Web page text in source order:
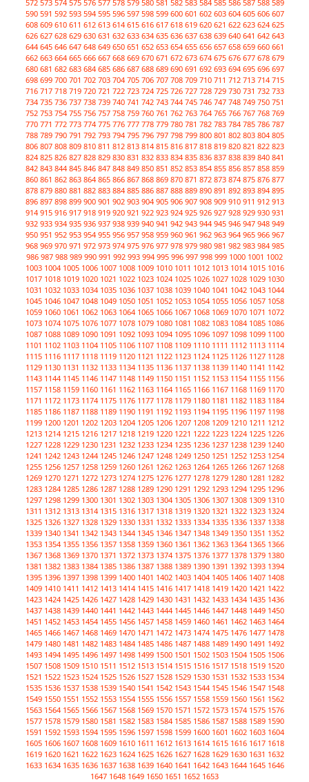
572 573 574 575 576 577 578 579 580 581 582 583 584 585 586 587 588 589
590 591 592 593 594 595 596 597 598 599 600 601 602 603 604 605 606 607
608 609 610 611 612 613 614 615 616 617 618 619 620 621 622 623 624 625
626 627 628 629 630 631 632 633 634 635 636 637 638 639 640 641 642 643
644 645 646 647 648 649 650 651 652 653 654 655 656 657 658 659 660 661
662 663 664 665 666 667 668 669 670 671 672 673 674 675 676 677 678 679
680 681 682 683 684 685 686 687 688 689 690 691 692 693 694 695 696 697
698 699 700 701 702 703 704 705 706 707 708 709 710 711 712 713 714 715
716 717 718 719 720 721 722 723 724 725 726 727 728 729 730 731 732 733
734 735 736 737 738 739 740 741 742 743 744 745 746 747 748 749 750 751
752 753 754 755 756 757 758 759 760 761 762 763 764 765 766 767 768 769
770 771 772 773 774 775 776 777 778 779 780 781 782 783 784 785 786 787
788 789 790 791 792 793 794 795 796 797 798 799 800 801 802 803 804 805
806 807 808 809 810 811 812 813 814 815 816 817 818 819 820 821 822 823
824 825 826 827 828 829 830 831 832 833 834 835 836 837 838 839 840 841
842 843 844 845 846 847 848 849 850 851 852 853 854 855 856 857 858 859
860 861 862 863 864 865 866 867 868 869 870 871 872 873 874 875 876 877
878 879 880 881 882 883 884 885 886 887 888 889 890 891 892 893 894 895
896 897 898 899 900 901 902 903 904 905 906 907 908 909 910 911 912 913
914 915 916 917 918 919 920 921 922 923 924 925 926 927 928 929 930 931
932 933 934 935 936 937 938 939 940 941 942 943 944 945 946 947 948 949
950 951 952 953 954 955 956 957 958 959 960 961 962 963 964 965 966 967
968 969 970 971 972 973 974 975 976 977 978 979 980 981 982 983 984 985
986 987 988 989 990 991 992 993 994 995 996 997 998 999 1000 1001 1002
1003 1004 1005 1006 1007 1008 1009 1010 1011 1012 1013 1014 1015 1016
1017 1018 1019 1020 1021 1022 1023 1024 1025 1026 1027 1028 1029 1030
1031 1032 1033 1034 1035 1036 1037 1038 1039 1040 1041 1042 1043 1044
1045 1046 1047 1048 1049 1050 1051 1052 1053 1054 1055 1056 1057 1058
1059 1060 1061 1062 1063 1064 1065 1066 1067 1068 1069 1070 1071 1072
1073 1074 1075 1076 1077 1078 1079 1080 1081 1082 1083 1084 1085 1086
1087 1088 1089 1090 1091 1092 1093 1094 1095 1096 1097 1098 1099 1100
1101 1102 1103 1104 1105 1106 1107 1108 1109 1110 1111 1112 1113 1114
1115 1116 1117 1118 1119 1120 1121 1122 1123 1124 1125 1126 1127 1128
1129 1130 1131 1132 1133 1134 1135 1136 1137 1138 1139 1140 1141 1142
1143 1144 1145 1146 1147 1148 1149 1150 1151 1152 1153 1154 1155 1156
1157 1158 1159 1160 1161 1162 1163 1164 1165 1166 1167 1168 1169 1170
1171 1172 1173 1174 1175 1176 1177 1178 1179 1180 1181 1182 1183 1184
1185 1186 1187 1188 1189 1190 1191 1192 1193 1194 1195 1196 1197 1198
1199 1200 1201 1202 1203 1204 1205 1206 1207 1208 1209 1210 1211 1212
1213 1214 1215 1216 1217 1218 1219 1220 1221 1222 1223 1224 1225 1226
1227 1228 1229 1230 1231 1232 1233 1234 1235 1236 1237 1238 1239 1240
1241 1242 1243 1244 1245 1246 1247 1248 1249 1250 1251 1252 1253 1254
1255 1256 1257 1258 1259 1260 1261 1262 1263 1264 1265 1266 1267 1268
1269 1270 1271 1272 1273 1274 1275 1276 1277 1278 1279 1280 1281 1282
1283 1284 1285 1286 1287 1288 1289 1290 1291 1292 1293 1294 1295 1296
1297 1298 1299 1300 1301 1302 1303 1304 1305 1306 1307 1308 1309 1310
1311 1312 1313 1314 1315 1316 1317 1318 1319 1320 1321 1322 1323 1324
1325 1326 1327 1328 1329 1330 1331 1332 1333 1334 1335 1336 1337 1338
1339 1340 1341 1342 1343 1344 1345 1346 1347 1348 1349 1350 1351 1352
1353 1354 1355 1356 1357 1358 1359 1360 1361 1362 1363 1364 1365 1366
1367 1368 1369 1370 1371 1372 1373 1374 1375 1376 1377 1378 1379 1380
1381 1382 1383 1384 1385 1386 1387 1388 1389 1390 1391 1392 1393 1394
1395 1396 1397 1398 1399 1400 1401 1402 1403 1404 1405 1406 1407 1408
1409 1410 1411 1412 1413 1414 1415 1416 1417 1418 1419 1420 1421 1422
1423 1424 1425 1426 1427 1428 1429 1430 1431 1432 1433 1434 1435 1436
1437 1438 1439 1440 1441 1442 1443 1444 1445 1446 1447 1448 1449 1450
1451 1452 1453 1454 1455 1456 1457 1458 1459 1460 1461 1462 1463 1464
1465 1466 1467 1468 1469 1470 1471 1472 1473 1474 1475 1476 1477 1478
1479 1480 1481 1482 1483 1484 1485 1486 1487 1488 1489 1490 1491 1492
1493 1494 1495 1496 1497 1498 1499 1500 1501 1502 1503 1504 1505 1506
1507 1508 1509 1510 1511 1512 1513 1514 1515 1516 1517 1518 1519 1520
1521 1522 1523 1524 1525 1526 1527 1528 1529 1530 1531 1532 1533 1534
1535 1536 1537 1538 1539 1540 1541 1542 1543 1544 1545 1546 1547 1548
1549 1550 1551 1552 1553 1554 1555 1556 1557 1558 1559 1560 1561 1562
1563 1564 1565 1566 1567 1568 1569 1570 1571 1572 1573 1574 1575 1576
1577 1578 1579 1580 1581 1582 1583 1584 1585 1586 1587 1588 1589 1590
1591 1592 1593 1594 1595 1596 1597 1598 1599 1600 1601 1602 1603 1604
1605 1606 1607 1608 1609 1610 1611 1612 1613 1614 1615 1616 1617 1618
1619 1620 1621 1622 1623 1624 1625 1626 1627 1628 1629 1630 1631 1632
1633 1634 1635 1636 1637 1638 1639 1640 1641 1642 1643 1644 1645 1646
1647 1648 1649 1650 1651 1652 1653